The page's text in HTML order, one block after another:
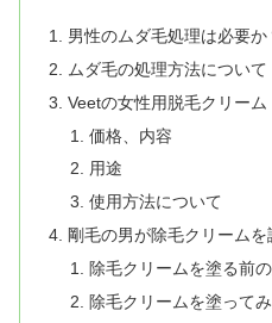
男性のムダ毛処理は必要か
ムダ毛の処理方法について
Veetの女性用脱毛クリー
価格、内容
用途
使用方法について
剛毛の男が除毛クリーム
除毛クリームを塗る前
除毛クリームを塗って